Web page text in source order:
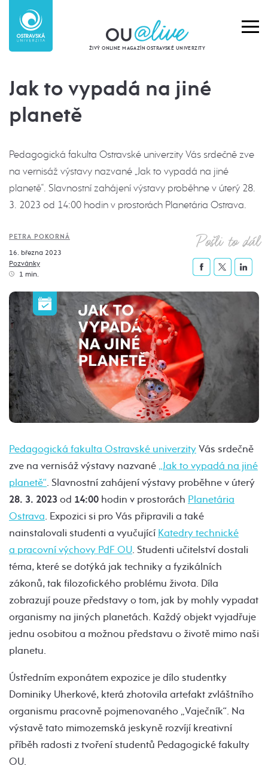
ŽIVÝ ONLINE MAGAZÍN OSTRAVSKÉ UNIVERZITY
Jak to vypadá na jiné
planetě
Pedagogická fakulta Ostravské univerzity Vás srdečně zve
na vernisáž výstavy nazvané „Jak to vypadá na jiné
planetě“. Slavnostní zahájení výstavy proběhne v úterý 28.
3. 2023 od 14:00 hodin v prostorách Planetária Ostrava.
PETRA POKORNÁ
16. března 2023
Pozvánky
1 min.
Pošli to dál
Pedagogická fakulta Ostravské univerzityVás srdečně
zve na vernisáž výstavy nazvané „Jak to vypadá na jiné
planetě“. Slavnostní zahájení výstavy proběhne v úterý
28. 3. 2023 od 14:00 hodin v prostorách Planetária
Ostrava. Expozici si pro Vás připravili a také
nainstalovali studenti a vyučující Katedry technické
a pracovní výchovy PdF OU. Studenti učitelství dostali
téma, které se dotýká jak techniky a fyzikálních
zákonů, tak filozofického problému života. Díla
zobrazují pouze představy o tom, jak by mohly vypadat
organismy na jiných planetách. Každý objekt vyjadřuje
jednu osobitou a možnou představu o životě mimo naši
planetu.
Ústředním exponátem expozice je dílo studentky
Dominiky Uherkové, která zhotovila artefakt zvláštního
organismu pracovně pojmenovaného „Vaječník“. Na
výstavě tato mimozemská jeskyně rozvíjí kreativní
příběh radosti z tvoření studentů Pedagogické fakulty
OU.